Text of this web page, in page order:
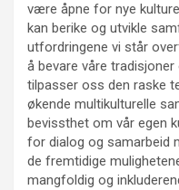
være åpne for nye
kan berike og utvikle
utfordringene vi står
å bevare våre
tilpasser oss den raske
økende multikulturelle
bevissthet om vår egen
for dialog og samarbeid
de fremtidige
mangfoldig og